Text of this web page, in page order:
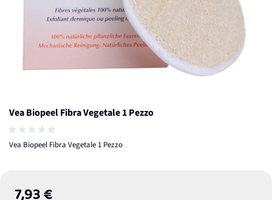
Vea Biopeel Fibra Vegetale 1 Pezzo
Vea Biopeel Fibra Vegetale 1 Pezzo